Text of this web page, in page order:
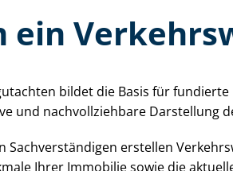
ein
bildet die Basis für
und nach­voll­zieh­ba­re Darstellung
Sach­ver­stän­di­gen erstellen
Ihrer Immobilie sowie die